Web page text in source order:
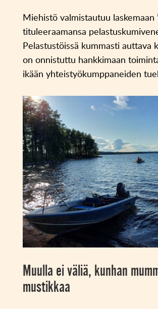
Miehistö valmistautuu laskemaan
tituleeraamansa
Pelastustöissä kummasti auttava
on onnistuttu hankkimaan
ikään yhteistyökumppaneiden
Muulla ei väliä, kunhan
mustikkaa